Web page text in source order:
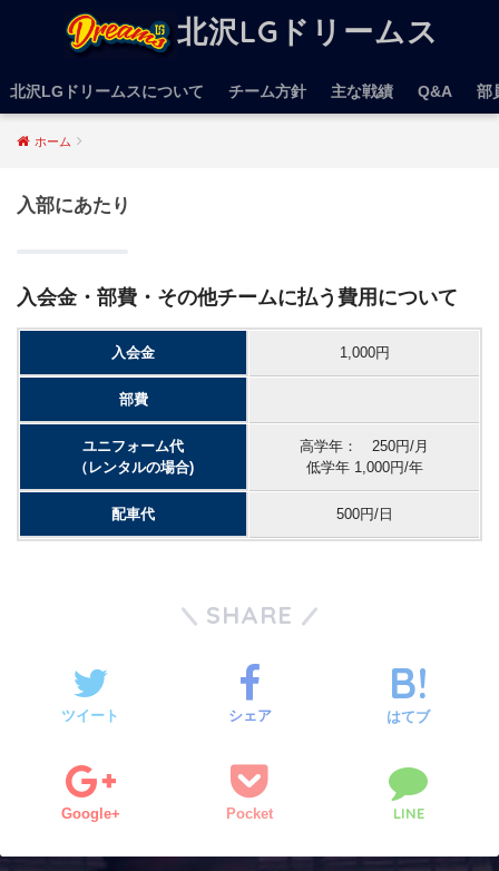
北沢LGドリームス
北沢LGドリームスについて チーム方針 主な戦績 Q&A 部
ホーム
入部にあたり
入会金・部費・その他チームに払う費用について
入会金 1,000円
部費
ユニフォーム代
（レンタルの場合)
高学年： 250円/月
低学年 1,000円/年
配車代 500円/日
SHARE
ツイート シェア はてブ
Google+ Pocket LINE